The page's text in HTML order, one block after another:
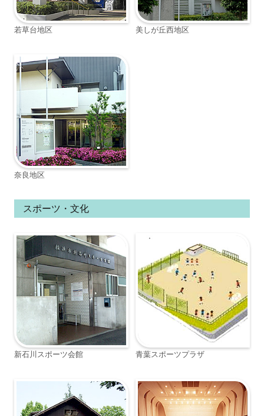
若草台地区 美しが丘西地区
奈良地区
スポーツ・文化
新石川スポーツ会館 青葉スポーツプラザ